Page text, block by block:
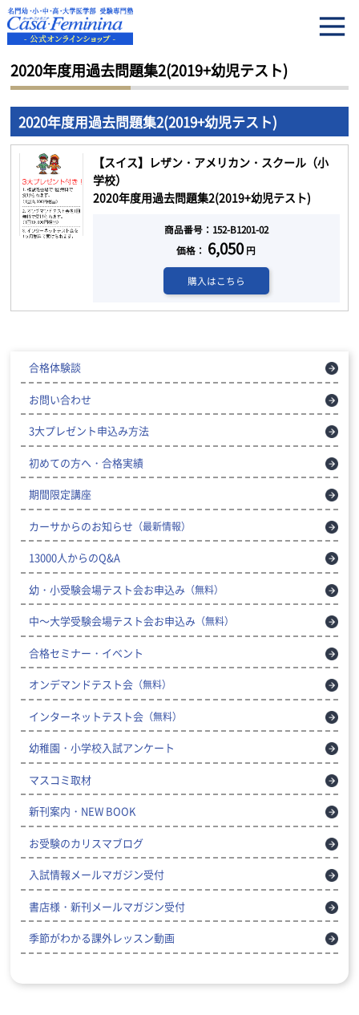
HOME 2020年度用過去問題集2(2019+幼児テスト)
2020年度用過去問題集2(2019+幼児テスト)
2020年度用過去問題集2(2019+幼児テスト)
【スイス】レザン・アメリカン・スクール（小
学校）
2020年度用過去問題集2(2019+幼児テスト)
商品番号：152-B1201-02
価格： 6,050円
購入はこちら
合格体験談
お問い合わせ
3大プレゼント申込み方法
初めての方へ・合格実績
期間限定講座
カーサからのお知らせ （最新情報）
13000人からのQ&A
幼・小受験会場テスト会お申込み （無料）
中～大学受験会場テスト会お申込み （無料）
合格セミナー・イベント
オンデマンドテスト会 （無料）
インターネットテスト会 （無料）
幼稚園・小学校入試アンケート
マスコミ取材
新刊案内・NEW BOOK
お受験のカリスマブログ
入試情報メールマガジン受付
書店様・新刊メールマガジン受付
季節がわかる課外レッスン動画